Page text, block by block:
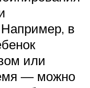
в
или
— можно